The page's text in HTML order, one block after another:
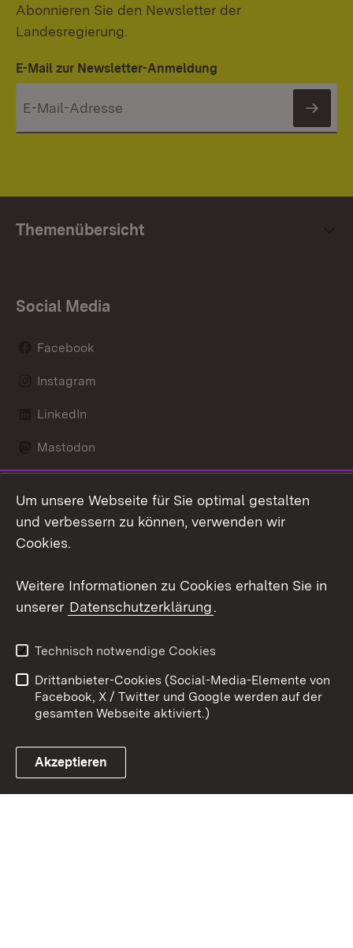
Abonnieren Sie den Newsletter der
Landesregierung.
E-Mail zur Newsletter-Anmeldung
Themenübersicht
Social Media
Facebook
Instagram
LinkedIn
Mastodon
X / Twitter
Youtube
Link zum Landesportal
Kontakt
Datenschutz
Barrierefreiheit
Impressum Cookies
Um unsere Webseite für Sie optimal gestalten
und verbessern zu können, verwenden wir
Cookies.
Weitere Informationen zu Cookies erhalten Sie in
unserer Datenschutzerklärung.
Technisch notwendige Cookies
Drittanbieter-Cookies (Social-Media-Elemente von
Facebook, X / Twitter und Google werden auf der
gesamten Webseite aktiviert.)
Akzeptieren